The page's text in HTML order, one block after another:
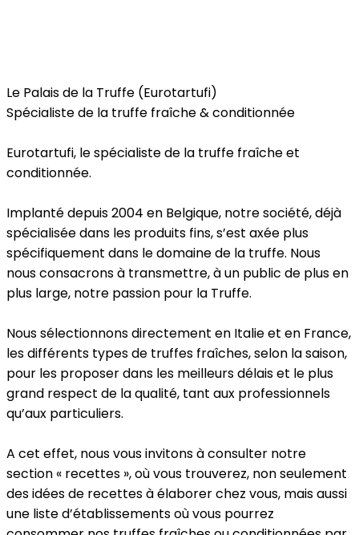
Le Palais de la Truffe (Eurotartufi)
Spécialiste de la truffe fraîche & conditionnée
Eurotartufi, le spécialiste de la truffe fraîche et
conditionnée.
Implanté depuis 2004 en Belgique, notre société, déjà
spécialisée dans les produits fins, s’est axée plus
spécifiquement dans le domaine de la truffe. Nous
nous consacrons à transmettre, à un public de plus en
plus large, notre passion pour la Truffe.
Nous sélectionnons directement en Italie et en France,
les différents types de truffes fraîches, selon la saison,
pour les proposer dans les meilleurs délais et le plus
grand respect de la qualité, tant aux professionnels
qu’aux particuliers.
A cet effet, nous vous invitons à consulter notre
section « recettes », où vous trouverez, non seulement
des idées de recettes à élaborer chez vous, mais aussi
une liste d’établissements où vous pourrez